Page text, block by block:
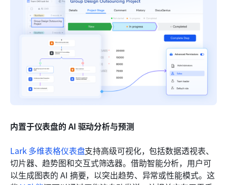
内置于仪表盘的 AI 驱动分析与预测
Lark 多维表格仪表盘支持高级可视化，包括数据透视表、
切片器、趋势图和交互式筛选器。借助智能分析，用户可
以生成图表的 AI 摘要，以突出趋势、异常或性能模式。这